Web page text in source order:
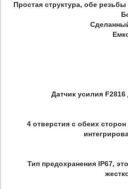
Простая структура, обе
Датчик усилия F2816
4 отверстия с обеих
Тип предохранения IP67,